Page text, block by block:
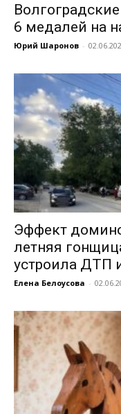
6 медалей на
Юрий Шаронов -
Эффект
летняя
устроила ДТП
Елена Белоусова -